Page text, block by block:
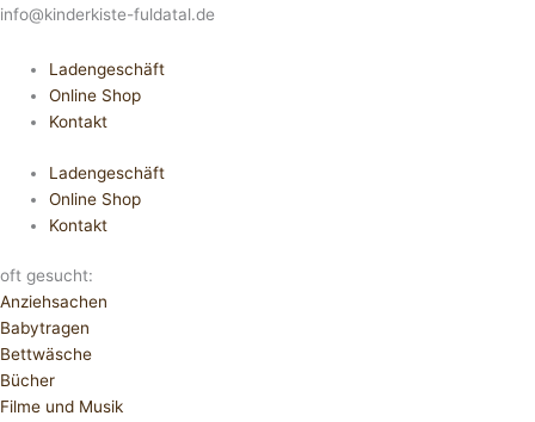
info@kinderkiste-fuldatal.de
Ladengeschäft
Online Shop
Kontakt
Ladengeschäft
Online Shop
Kontakt
oft gesucht:
Anziehsachen
Babytragen
Bettwäsche
Bücher
Filme und Musik